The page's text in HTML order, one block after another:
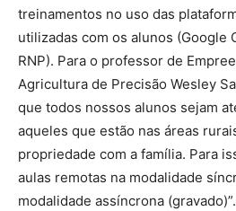
treinamentos no uso das
utilizadas com os alunos (Google
RNP). Para o professor de
Agricultura de Precisão Wesley
que todos nossos alunos sejam
aqueles que estão nas áreas
propriedade com a família. Para
aulas remotas na modalidade
modalidade assíncrona (gravado)”.